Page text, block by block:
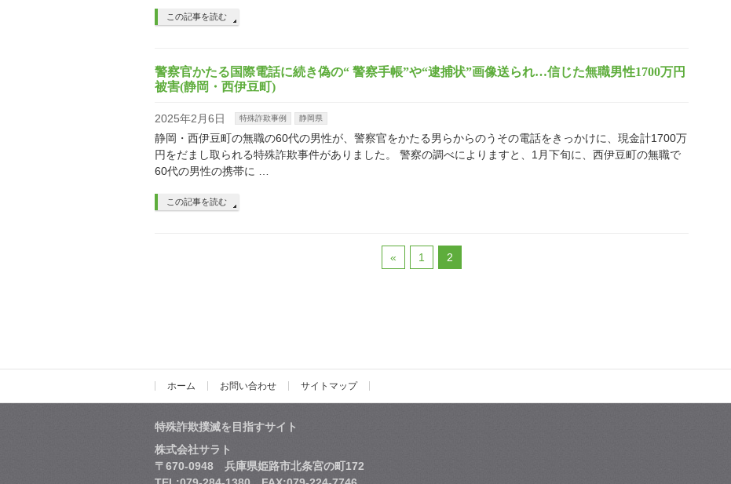
この記事を読む
警察官かたる国際電話に続き偽の“ 警察手帳”や“逮捕状”画像送られ…信じた無職男性1700万円
被害(静岡・西伊豆町)
2025年2月6日 特殊詐欺事例 静岡県
静岡・西伊豆町の無職の60代の男性が、警察官をかたる男らからのうその電話をきっかけに、現金計1700万
円をだまし取られる特殊詐欺事件がありました。 警察の調べによりますと、1月下旬に、西伊豆町の無職で
60代の男性の携帯に …
この記事を読む
« 1 2
ホーム お問い合わせ サイトマップ
特殊詐欺撲滅を目指すサイト
株式会社サラト
〒670-0948 兵庫県姫路市北条宮の町172